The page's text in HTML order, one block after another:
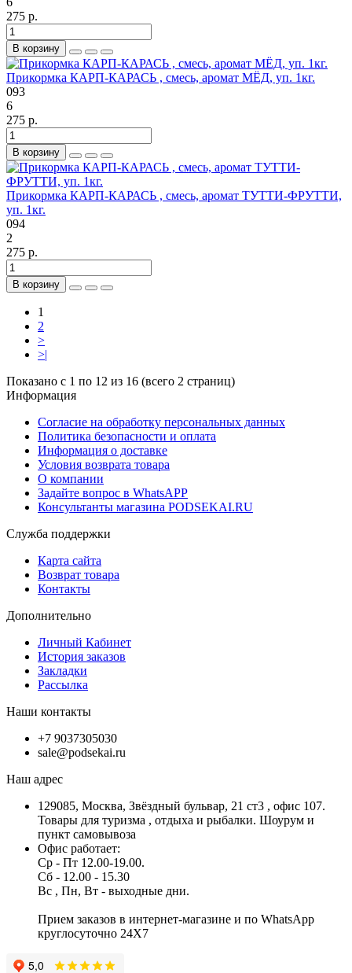
275 р.
В корзину
Прикормка КАРП-КАРАСЬ , смесь, аромат МЁД, уп. 1кг.
093
6
275 р.
В корзину
Прикормка КАРП-КАРАСЬ , смесь, аромат ТУТТИ-ФРУТТИ,
уп. 1кг.
094
2
275 р.
В корзину
1
2
>
>|
Показано с 1 по 12 из 16 (всего 2 страниц)
Информация
Согласие на обработку персональных данных
Политика безопасности и оплата
Информация о доставке
Условия возврата товара
О компании
Задайте вопрос в WhatsAPP
Консультанты магазина PODSEKAI.RU
Служба поддержки
Карта сайта
Возврат товара
Контакты
Дополнительно
Личный Кабинет
История заказов
Закладки
Рассылка
Наши контакты
+7 9037305030
sale@podsekai.ru
Наш адрес
129085, Москва, Звёздный бульвар, 21 ст3 , офис 107.
Товары для туризма , отдыха и рыбалки. Шоурум и
пункт самовывоза
Офис работает:
Ср - Пт 12.00-19.00.
Сб - 12.00 - 15.30
Вс , Пн, Вт - выходные дни.
Прием заказов в интернет-магазине и по WhatsApp
круглосуточно 24X7